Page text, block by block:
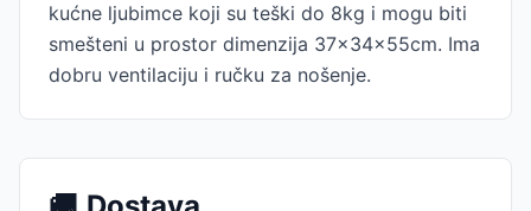
kućne ljubimce koji su teški do 8kg i mogu biti
smešteni u prostor dimenzija 37x34x55cm. Ima
dobru ventilaciju i ručku za nošenje.